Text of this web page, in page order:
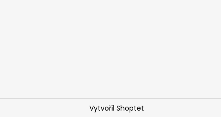
Vytvořil Shoptet